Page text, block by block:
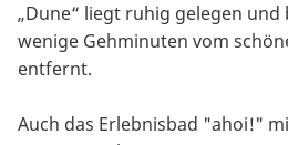
„Dune“ liegt ruhig gelegen
wenige Gehminuten vom
entfernt.
Auch das Erlebnisbad "ahoi!"